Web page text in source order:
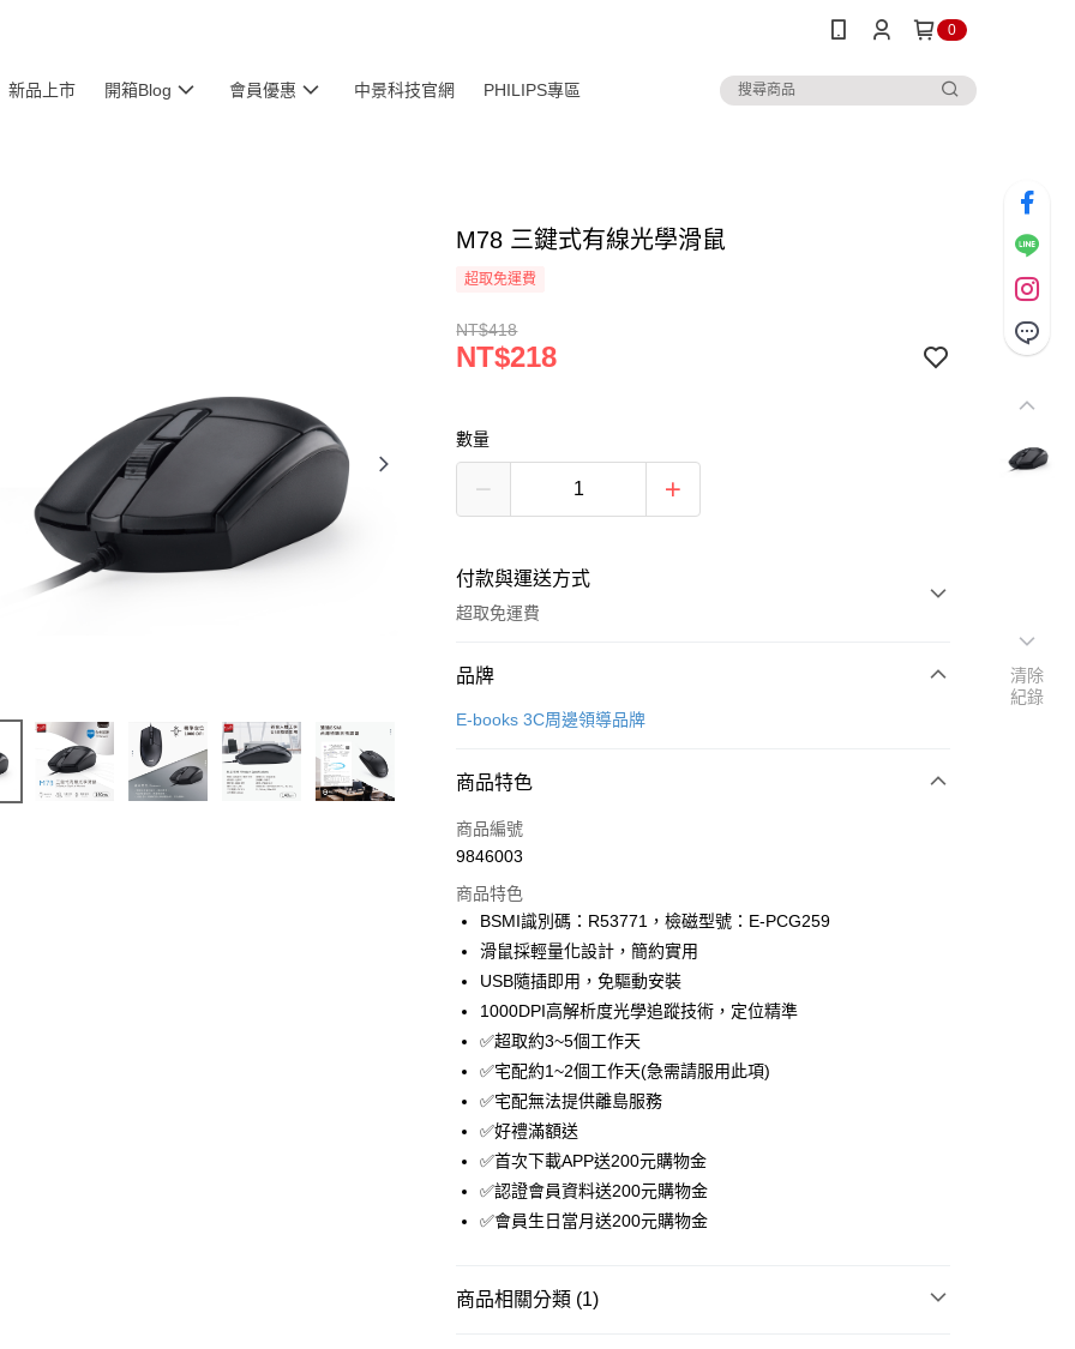
0
新品上市 開箱Blog 會員優惠 中景科技官網 PHILIPS專區
M78 三鍵式有線光學滑鼠
超取免運費
NT$418
NT$218
數量
付款與運送方式
超取免運費
付款方式
信用卡一次付款
合作金庫商業銀行
華南商業銀行
上海商業儲蓄銀行
國泰世華商業銀行
兆豐國際商業銀行
臺灣中小企業銀行
聯邦商業銀行
元大商業銀行
永豐商業銀行
玉山商業銀行
台新國際商業銀行
中國信託商業銀行
台灣樂天信用卡公司
LINE Pay
Apple Pay
街口支付
悠遊付
運送方式
免運費
付款後萊爾富取貨
付款後7-11取貨
品牌
E-books 3C周邊領導品牌
商品特色
商品編號
9846003
商品特色
BSMI識別碼：R53771，檢磁型號：E-PCG259
滑鼠採輕量化設計，簡約實用
USB隨插即用，免驅動安裝
1000DPI高解析度光學追蹤技術，定位精準
✅超取約3~5個工作天
✅宅配約1~2個工作天(急需請服用此項)
✅宅配無法提供離島服務
✅好禮滿額送
✅首次下載APP送200元購物金
✅認證會員資料送200元購物金
✅會員生日當月送200元購物金
商品相關分類 (1)
清除
紀錄